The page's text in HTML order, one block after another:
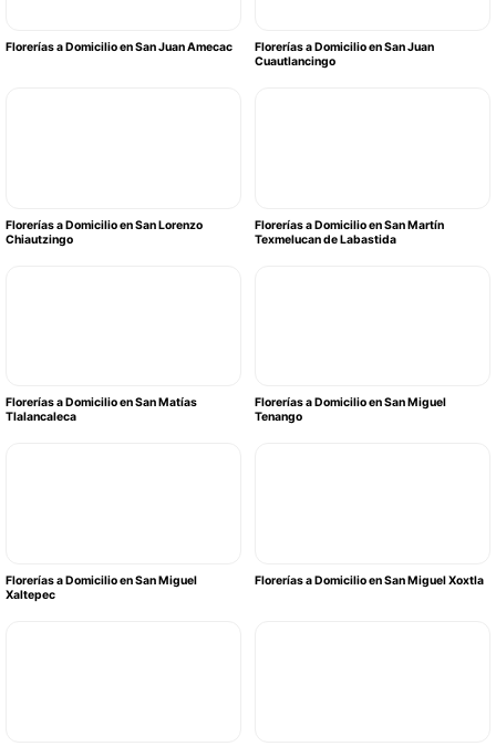
Florerías a Domicilio en San Juan Amecac
Florerías a Domicilio en San Juan
Cuautlancingo
Florerías a Domicilio en San Lorenzo
Chiautzingo
Florerías a Domicilio en San Martín
Texmelucan de Labastida
Florerías a Domicilio en San Matías
Tlalancaleca
Florerías a Domicilio en San Miguel
Tenango
Florerías a Domicilio en San Miguel
Xaltepec
Florerías a Domicilio en San Miguel Xoxtla